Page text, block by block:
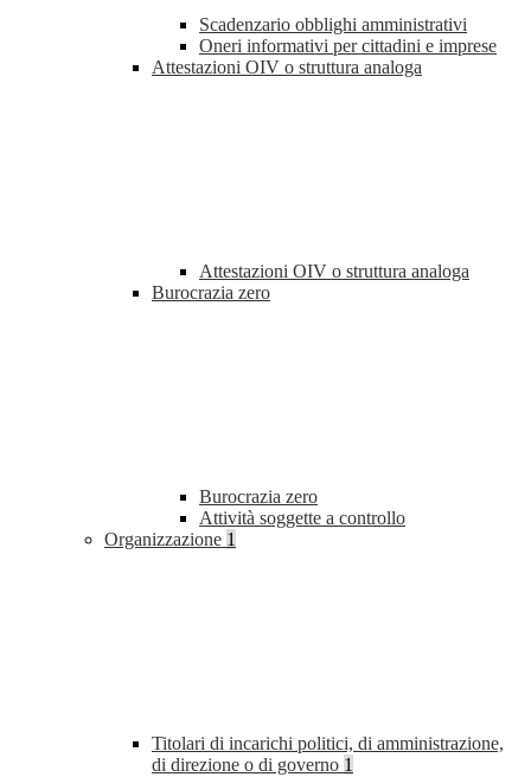
Scadenzario obblighi amministrativi
Oneri informativi per cittadini e imprese
Attestazioni OIV o struttura analoga
Attestazioni OIV o struttura analoga
Burocrazia zero
Burocrazia zero
Attività soggette a controllo
Organizzazione 1
Titolari di incarichi politici, di amministrazione,
di direzione o di governo 1